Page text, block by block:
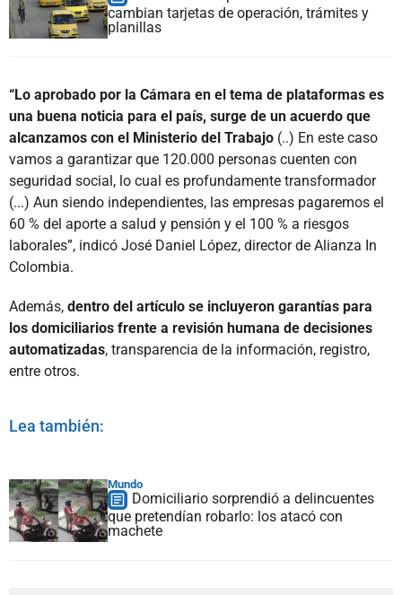
cambian tarjetas de operación, trámites y
planillas
“Lo aprobado por la Cámara en el tema de plataformas es
una buena noticia para el país, surge de un acuerdo que
alcanzamos con el Ministerio del Trabajo (..) En este caso
vamos a garantizar que 120.000 personas cuenten con
seguridad social, lo cual es profundamente transformador
(...) Aun siendo independientes, las empresas pagaremos el
60 % del aporte a salud y pensión y el 100 % a riesgos
laborales”, indicó José Daniel López, director de Alianza In
Colombia.
Además, dentro del artículo se incluyeron garantías para
los domiciliarios frente a revisión humana de decisiones
automatizadas, transparencia de la información, registro,
entre otros.
Lea también:
Mundo
Domiciliario sorprendió a delincuentes
que pretendían robarlo: los atacó con
machete